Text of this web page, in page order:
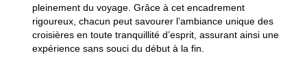
pleinement du voyage. Grâce à cet encadrement
rigoureux, chacun peut savourer l’ambiance unique des
croisièresen toute tranquillité d’esprit, assurant ainsi une
expérience sans souci du début à la fin.